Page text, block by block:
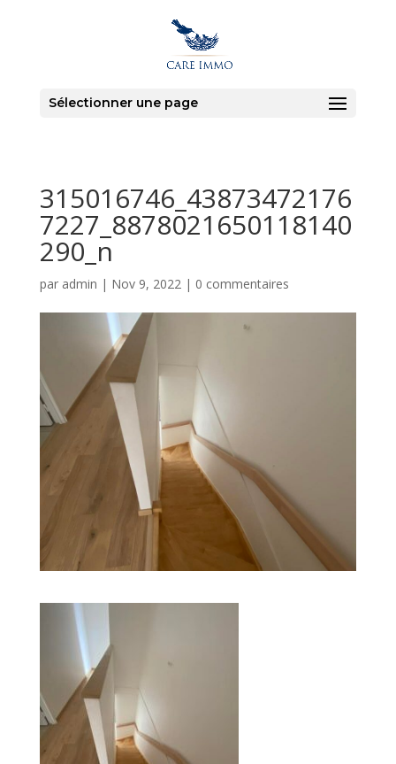
Sélectionner une page
315016746_43873472176
7227_8878021650118140
290_n
par admin | Nov 9, 2022| 0 commentaires